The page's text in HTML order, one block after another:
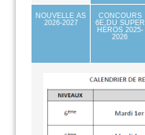
NOUVELLE AS
2026-2027
CONCOURS
6E DU SUPER
HÉROS 2025-
2026